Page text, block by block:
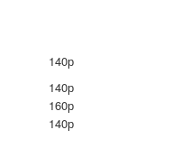
140р
140р
160р
140р